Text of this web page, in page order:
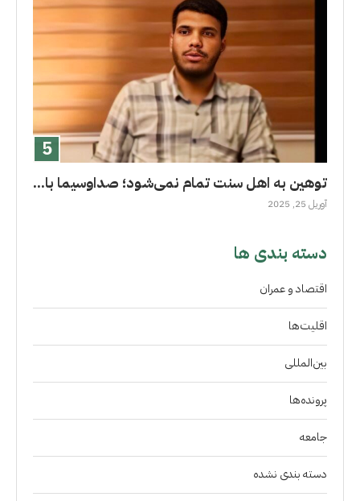
توهین به اهل سنت تمام نمی‌شود؛ صداوسیما با...
آوریل 25, 2025
دسته بندی ها
اقتصاد و عمران
اقلیت‌ها
بین‌المللی
پرونده‌ها
جامعه
دسته بندی نشده